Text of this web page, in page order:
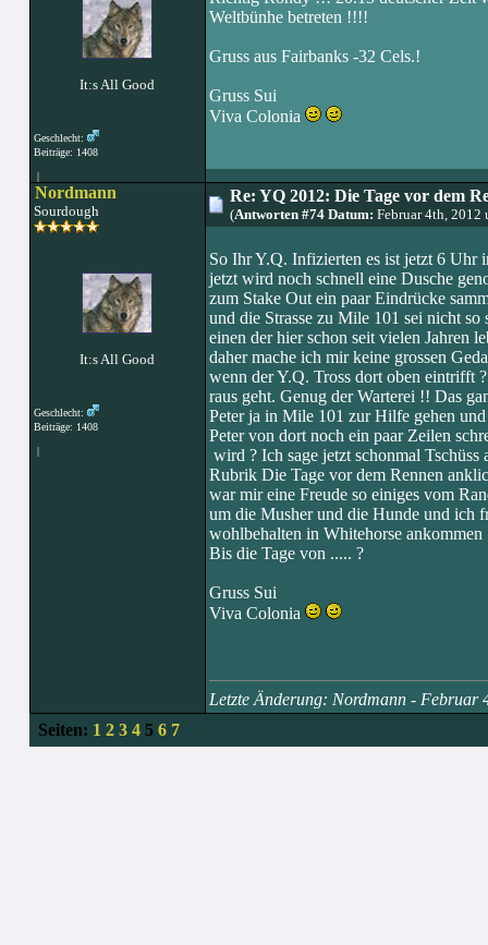
It:s All Good
Geschlecht:
Beiträge: 1408
|
Weltbünhe betreten !!!!
Gruss aus Fairbanks -32 Cels.!
Gruss Sui
Viva Colonia
Nordmann
Sourdough
It:s All Good
Geschlecht:
Beiträge: 1408
|
Re: YQ 2012: Die Tage vor dem
(Antworten #74 Datum: Februar 4th, 2012
So Ihr Y.Q. Infizierten es ist jetzt 6 Uhr
jetzt wird noch schnell eine Dusche
zum Stake Out ein paar Eindrücke
und die Strasse zu Mile 101 sei nicht
einen der hier schon seit vielen Jahren
daher mache ich mir keine grossen
wenn der Y.Q. Tross dort oben eintrifft
raus geht. Genug der Warterei !! Das
Peter ja in Mile 101 zur Hilfe gehen
Peter von dort noch ein paar Zeilen
wird ? Ich sage jetzt schonmal
Rubrik Die Tage vor dem Rennen
war mir eine Freude so einiges vom
um die Musher und die Hunde und ich
wohlbehalten in Whitehorse
Bis die Tage von ..... ?
Gruss Sui
Viva Colonia
Letzte Änderung: Nordmann - Februar
Seiten: 1 2 3 45 6 7